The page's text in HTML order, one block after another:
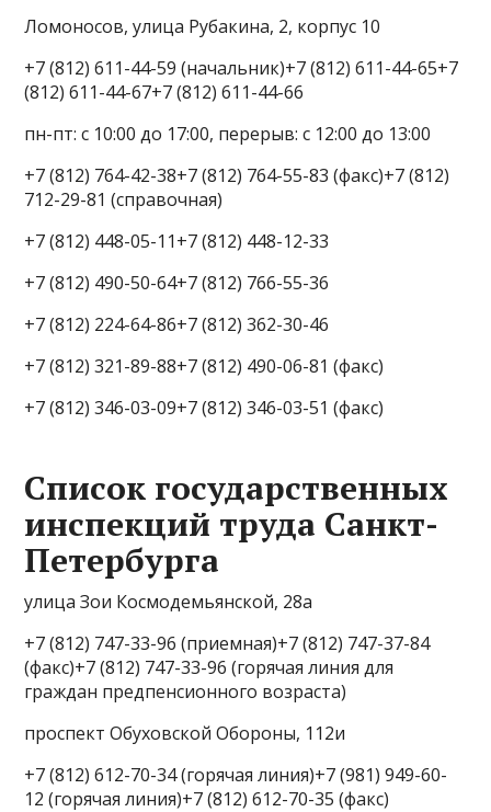
Ломоносов, улица Рубакина, 2, корпус 10
+7 (812) 611-44-59 (начальник)+7 (812) 611-44-65+7
(812) 611-44-67+7 (812) 611-44-66
пн-пт: с 10:00 до 17:00, перерыв: с 12:00 до 13:00
+7 (812) 764-42-38+7 (812) 764-55-83 (факс)+7 (812)
712-29-81 (справочная)
+7 (812) 448-05-11+7 (812) 448-12-33
+7 (812) 490-50-64+7 (812) 766-55-36
+7 (812) 224-64-86+7 (812) 362-30-46
+7 (812) 321-89-88+7 (812) 490-06-81 (факс)
+7 (812) 346-03-09+7 (812) 346-03-51 (факс)
Список государственных
инспекций труда Санкт-
Петербурга
улица Зои Космодемьянской, 28а
+7 (812) 747-33-96 (приемная)+7 (812) 747-37-84
(факс)+7 (812) 747-33-96 (горячая линия для
граждан предпенсионного возраста)
проспект Обуховской Обороны, 112и
+7 (812) 612-70-34 (горячая линия)+7 (981) 949-60-
12 (горячая линия)+7 (812) 612-70-35 (факс)